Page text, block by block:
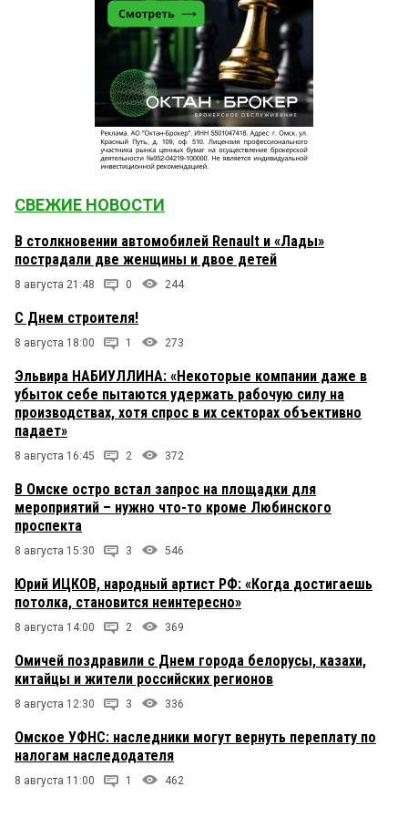
СВЕЖИЕ НОВОСТИ
В столкновении автомобилей Renault и «Лады»
пострадали две женщины и двое детей
8 августа 21:48 0 244
С Днем строителя!
8 августа 18:00 1 273
Эльвира НАБИУЛЛИНА: «Некоторые компании даже в
убыток себе пытаются удержать рабочую силу на
производствах, хотя спрос в их секторах объективно
падает»
8 августа 16:45 2 372
В Омске остро встал запрос на площадки для
мероприятий – нужно что-то кроме Любинского
проспекта
8 августа 15:30 3 546
Юрий ИЦКОВ, народный артист РФ: «Когда достигаешь
потолка, становится неинтересно»
8 августа 14:00 2 369
Омичей поздравили с Днем города белорусы, казахи,
китайцы и жители российских регионов
8 августа 12:30 3 336
Омское УФНС: наследники могут вернуть переплату по
налогам наследодателя
8 августа 11:00 1 462